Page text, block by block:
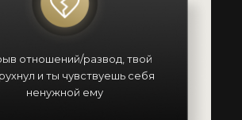
отношений/развод, твой
и ты чувствуешь себя
ненужной ему